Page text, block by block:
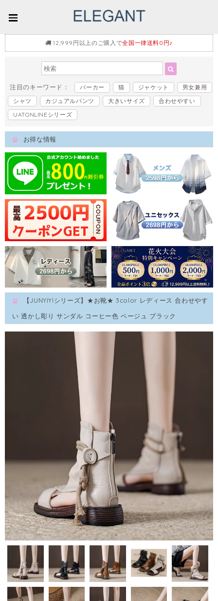
12,999円以上のご購入で全国一律送料0円♪
注目のキーワード： パーカー 猫 ジャケット
男女兼用
シャツ
カジュアルパンツ 大きいサイズ
合わせやすい
UATONLINEシリーズ
お得な情報
【JUNYIYIシリーズ】★お靴★ 3color レディース 合わせやす
い 透かし彫り サンダル コーヒー色 ベージュ ブラック